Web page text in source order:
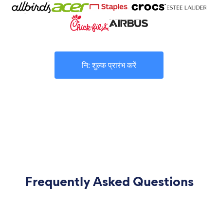
नि: शुल्क प्रारंभ करें
Frequently Asked Questions